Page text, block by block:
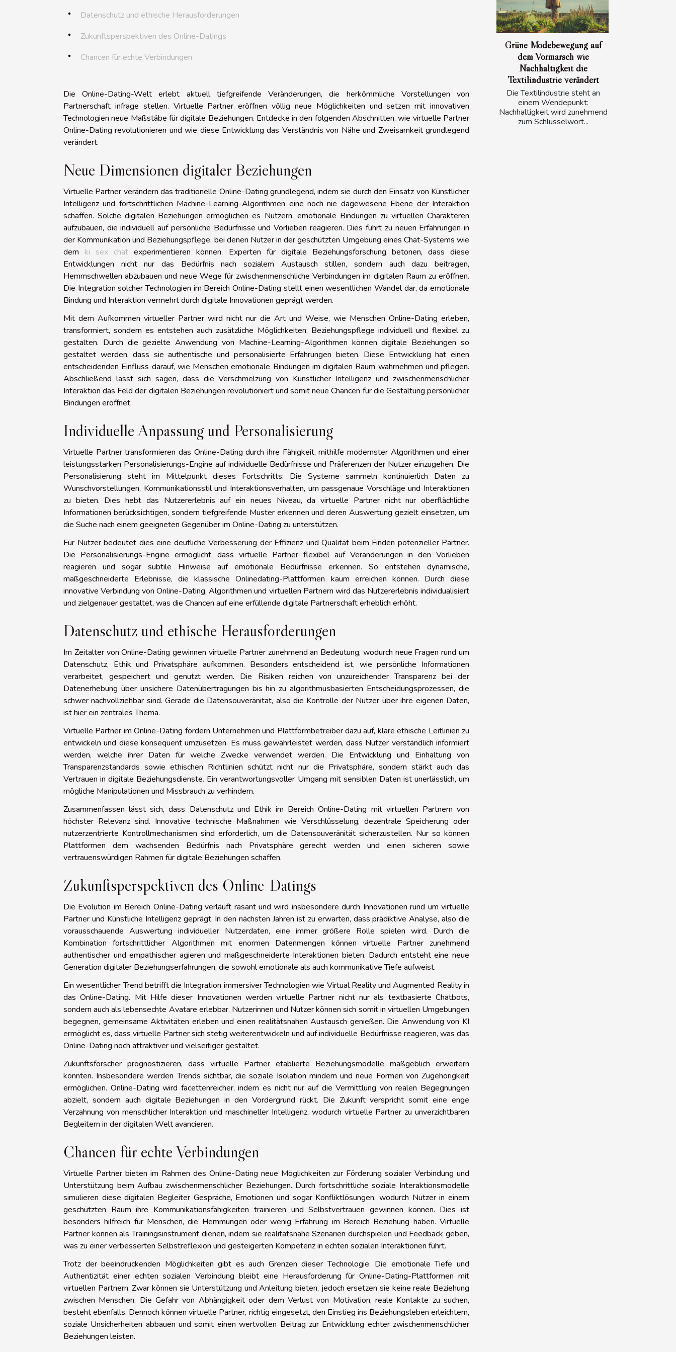
Datenschutz und ethische Herausforderungen
Zukunftsperspektiven des Online-Datings
Chancen für echte Verbindungen
Die Online-Dating-Welt erlebt aktuell tiefgreifende Veränderungen, die herkömmliche Vorstellungen von
Partnerschaft infrage stellen. Virtuelle Partner eröffnen völlig neue Möglichkeiten und setzen mit innovativen
Technologien neue Maßstäbe für digitale Beziehungen. Entdecke in den folgenden Abschnitten, wie virtuelle Partner
Online-Dating revolutionieren und wie diese Entwicklung das Verständnis von Nähe und Zweisamkeit grundlegend
verändert.
Neue Dimensionen digitaler Beziehungen
Virtuelle Partner verändern das traditionelle Online-Dating grundlegend, indem sie durch den Einsatz von Künstlicher
Intelligenz und fortschrittlichen Machine-Learning-Algorithmen eine noch nie dagewesene Ebene der Interaktion
schaffen. Solche digitalen Beziehungen ermöglichen es Nutzern, emotionale Bindungen zu virtuellen Charakteren
aufzubauen, die individuell auf persönliche Bedürfnisse und Vorlieben reagieren. Dies führt zu neuen Erfahrungen in
der Kommunikation und Beziehungspflege, bei denen Nutzer in der geschützten Umgebung eines Chat-Systems wie
dem ki sex chat experimentieren können. Experten für digitale Beziehungsforschung betonen, dass diese
Entwicklungen nicht nur das Bedürfnis nach sozialem Austausch stillen, sondern auch dazu beitragen,
Hemmschwellen abzubauen und neue Wege für zwischenmenschliche Verbindungen im digitalen Raum zu eröffnen.
Die Integration solcher Technologien im Bereich Online-Dating stellt einen wesentlichen Wandel dar, da emotionale
Bindung und Interaktion vermehrt durch digitale Innovationen geprägt werden.
Mit dem Aufkommen virtueller Partner wird nicht nur die Art und Weise, wie Menschen Online-Dating erleben,
transformiert, sondern es entstehen auch zusätzliche Möglichkeiten, Beziehungspflege individuell und flexibel zu
gestalten. Durch die gezielte Anwendung von Machine-Learning-Algorithmen können digitale Beziehungen so
gestaltet werden, dass sie authentische und personalisierte Erfahrungen bieten. Diese Entwicklung hat einen
entscheidenden Einfluss darauf, wie Menschen emotionale Bindungen im digitalen Raum wahrnehmen und pflegen.
Abschließend lässt sich sagen, dass die Verschmelzung von Künstlicher Intelligenz und zwischenmenschlicher
Interaktion das Feld der digitalen Beziehungen revolutioniert und somit neue Chancen für die Gestaltung persönlicher
Bindungen eröffnet.
Individuelle Anpassung und Personalisierung
Virtuelle Partner transformieren das Online-Dating durch ihre Fähigkeit, mithilfe modernster Algorithmen und einer
leistungsstarken Personalisierungs-Engine auf individuelle Bedürfnisse und Präferenzen der Nutzer einzugehen. Die
Personalisierung steht im Mittelpunkt dieses Fortschritts: Die Systeme sammeln kontinuierlich Daten zu
Wunschvorstellungen, Kommunikationsstil und Interaktionsverhalten, um passgenaue Vorschläge und Interaktionen
zu bieten. Dies hebt das Nutzererlebnis auf ein neues Niveau, da virtuelle Partner nicht nur oberflächliche
Informationen berücksichtigen, sondern tiefgreifende Muster erkennen und deren Auswertung gezielt einsetzen, um
die Suche nach einem geeigneten Gegenüber im Online-Dating zu unterstützen.
Für Nutzer bedeutet dies eine deutliche Verbesserung der Effizienz und Qualität beim Finden potenzieller Partner.
Die Personalisierungs-Engine ermöglicht, dass virtuelle Partner flexibel auf Veränderungen in den Vorlieben
reagieren und sogar subtile Hinweise auf emotionale Bedürfnisse erkennen. So entstehen dynamische,
maßgeschneiderte Erlebnisse, die klassische Onlinedating-Plattformen kaum erreichen können. Durch diese
innovative Verbindung von Online-Dating, Algorithmen und virtuellen Partnern wird das Nutzererlebnis individualisiert
und zielgenauer gestaltet, was die Chancen auf eine erfüllende digitale Partnerschaft erheblich erhöht.
Datenschutz und ethische Herausforderungen
Im Zeitalter von Online-Dating gewinnen virtuelle Partner zunehmend an Bedeutung, wodurch neue Fragen rund um
Datenschutz, Ethik und Privatsphäre aufkommen. Besonders entscheidend ist, wie persönliche Informationen
verarbeitet, gespeichert und genutzt werden. Die Risiken reichen von unzureichender Transparenz bei der
Datenerhebung über unsichere Datenübertragungen bis hin zu algorithmusbasierten Entscheidungsprozessen, die
schwer nachvollziehbar sind. Gerade die Datensouveränität, also die Kontrolle der Nutzer über ihre eigenen Daten,
ist hier ein zentrales Thema.
Virtuelle Partner im Online-Dating fordern Unternehmen und Plattformbetreiber dazu auf, klare ethische Leitlinien zu
entwickeln und diese konsequent umzusetzen. Es muss gewährleistet werden, dass Nutzer verständlich informiert
werden, welche ihrer Daten für welche Zwecke verwendet werden. Die Entwicklung und Einhaltung von
Transparenzstandards sowie ethischen Richtlinien schützt nicht nur die Privatsphäre, sondern stärkt auch das
Vertrauen in digitale Beziehungsdienste. Ein verantwortungsvoller Umgang mit sensiblen Daten ist unerlässlich, um
mögliche Manipulationen und Missbrauch zu verhindern.
Zusammenfassen lässt sich, dass Datenschutz und Ethik im Bereich Online-Dating mit virtuellen Partnern von
höchster Relevanz sind. Innovative technische Maßnahmen wie Verschlüsselung, dezentrale Speicherung oder
nutzerzentrierte Kontrollmechanismen sind erforderlich, um die Datensouveränität sicherzustellen. Nur so können
Plattformen dem wachsenden Bedürfnis nach Privatsphäre gerecht werden und einen sicheren sowie
vertrauenswürdigen Rahmen für digitale Beziehungen schaffen.
Zukunftsperspektiven des Online-Datings
Die Evolution im Bereich Online-Dating verläuft rasant und wird insbesondere durch Innovationen rund um virtuelle
Partner und Künstliche Intelligenz geprägt. In den nächsten Jahren ist zu erwarten, dass prädiktive Analyse, also die
vorausschauende Auswertung individueller Nutzerdaten, eine immer größere Rolle spielen wird. Durch die
Kombination fortschrittlicher Algorithmen mit enormen Datenmengen können virtuelle Partner zunehmend
authentischer und empathischer agieren und maßgeschneiderte Interaktionen bieten. Dadurch entsteht eine neue
Generation digitaler Beziehungserfahrungen, die sowohl emotionale als auch kommunikative Tiefe aufweist.
Ein wesentlicher Trend betrifft die Integration immersiver Technologien wie Virtual Reality und Augmented Reality in
das Online-Dating. Mit Hilfe dieser Innovationen werden virtuelle Partner nicht nur als textbasierte Chatbots,
sondern auch als lebensechte Avatare erlebbar. Nutzerinnen und Nutzer können sich somit in virtuellen Umgebungen
begegnen, gemeinsame Aktivitäten erleben und einen realitätsnahen Austausch genießen. Die Anwendung von KI
ermöglicht es, dass virtuelle Partner sich stetig weiterentwickeln und auf individuelle Bedürfnisse reagieren, was das
Online-Dating noch attraktiver und vielseitiger gestaltet.
Zukunftsforscher prognostizieren, dass virtuelle Partner etablierte Beziehungsmodelle maßgeblich erweitern
könnten. Insbesondere werden Trends sichtbar, die soziale Isolation mindern und neue Formen von Zugehörigkeit
ermöglichen. Online-Dating wird facettenreicher, indem es nicht nur auf die Vermittlung von realen Begegnungen
abzielt, sondern auch digitale Beziehungen in den Vordergrund rückt. Die Zukunft verspricht somit eine enge
Verzahnung von menschlicher Interaktion und maschineller Intelligenz, wodurch virtuelle Partner zu unverzichtbaren
Begleitern in der digitalen Welt avancieren.
Chancen für echte Verbindungen
Virtuelle Partner bieten im Rahmen des Online-Dating neue Möglichkeiten zur Förderung sozialer Verbindung und
Unterstützung beim Aufbau zwischenmenschlicher Beziehungen. Durch fortschrittliche soziale Interaktionsmodelle
simulieren diese digitalen Begleiter Gespräche, Emotionen und sogar Konfliktlösungen, wodurch Nutzer in einem
geschützten Raum ihre Kommunikationsfähigkeiten trainieren und Selbstvertrauen gewinnen können. Dies ist
besonders hilfreich für Menschen, die Hemmungen oder wenig Erfahrung im Bereich Beziehung haben. Virtuelle
Partner können als Trainingsinstrument dienen, indem sie realitätsnahe Szenarien durchspielen und Feedback geben,
was zu einer verbesserten Selbstreflexion und gesteigerten Kompetenz in echten sozialen Interaktionen führt.
Trotz der beeindruckenden Möglichkeiten gibt es auch Grenzen dieser Technologie. Die emotionale Tiefe und
Authentizität einer echten sozialen Verbindung bleibt eine Herausforderung für Online-Dating-Plattformen mit
virtuellen Partnern. Zwar können sie Unterstützung und Anleitung bieten, jedoch ersetzen sie keine reale Beziehung
zwischen Menschen. Die Gefahr von Abhängigkeit oder dem Verlust von Motivation, reale Kontakte zu suchen,
besteht ebenfalls. Dennoch können virtuelle Partner, richtig eingesetzt, den Einstieg ins Beziehungsleben erleichtern,
soziale Unsicherheiten abbauen und somit einen wertvollen Beitrag zur Entwicklung echter zwischenmenschlicher
Beziehungen leisten.
Grüne Modebewegung auf
dem Vormarsch wie
Nachhaltigkeit die
Textilindustrie verändert
Die Textilindustrie steht an
einem Wendepunkt:
Nachhaltigkeit wird zunehmend
zum Schlüsselwort...